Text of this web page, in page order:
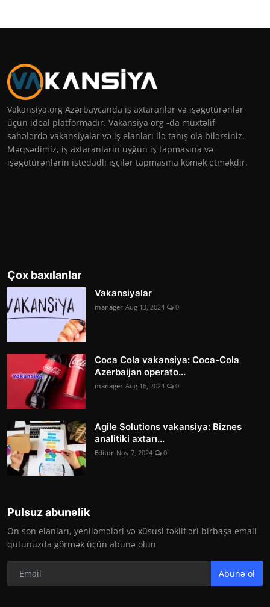
Vakansiya.org Azərbaycanda iş axtaranlar və işəgötürənlər
üçün ideal platformadır. Vakansiya org -da müxtəlif
sahələrdə vakansiyalar və iş elanları ilə tanış ola bilərsiniz.
Məqsədimiz, iş axtaranların uyğun iş tapmasına və
işəgötürənlərin istedadlı işçilər tapmasına kömək etməkdir.
Çox baxılanlar
Vakansiyalar
manager Aug 13, 2024 0
Coca Cola vakansiya: Coca-Cola
Azerbaijan operato...
manager Aug 16, 2024 0
Agile Solutions vakansiya: Biznes
analitiki axtarı...
Editor Nov 7, 2024 0
Pulsuz abunəlik
Ən son elanları, yeniləmələri və xüsusi təklifləri birbaşa email
qutunuzda görmək üçün abunə olun
Abunə ol